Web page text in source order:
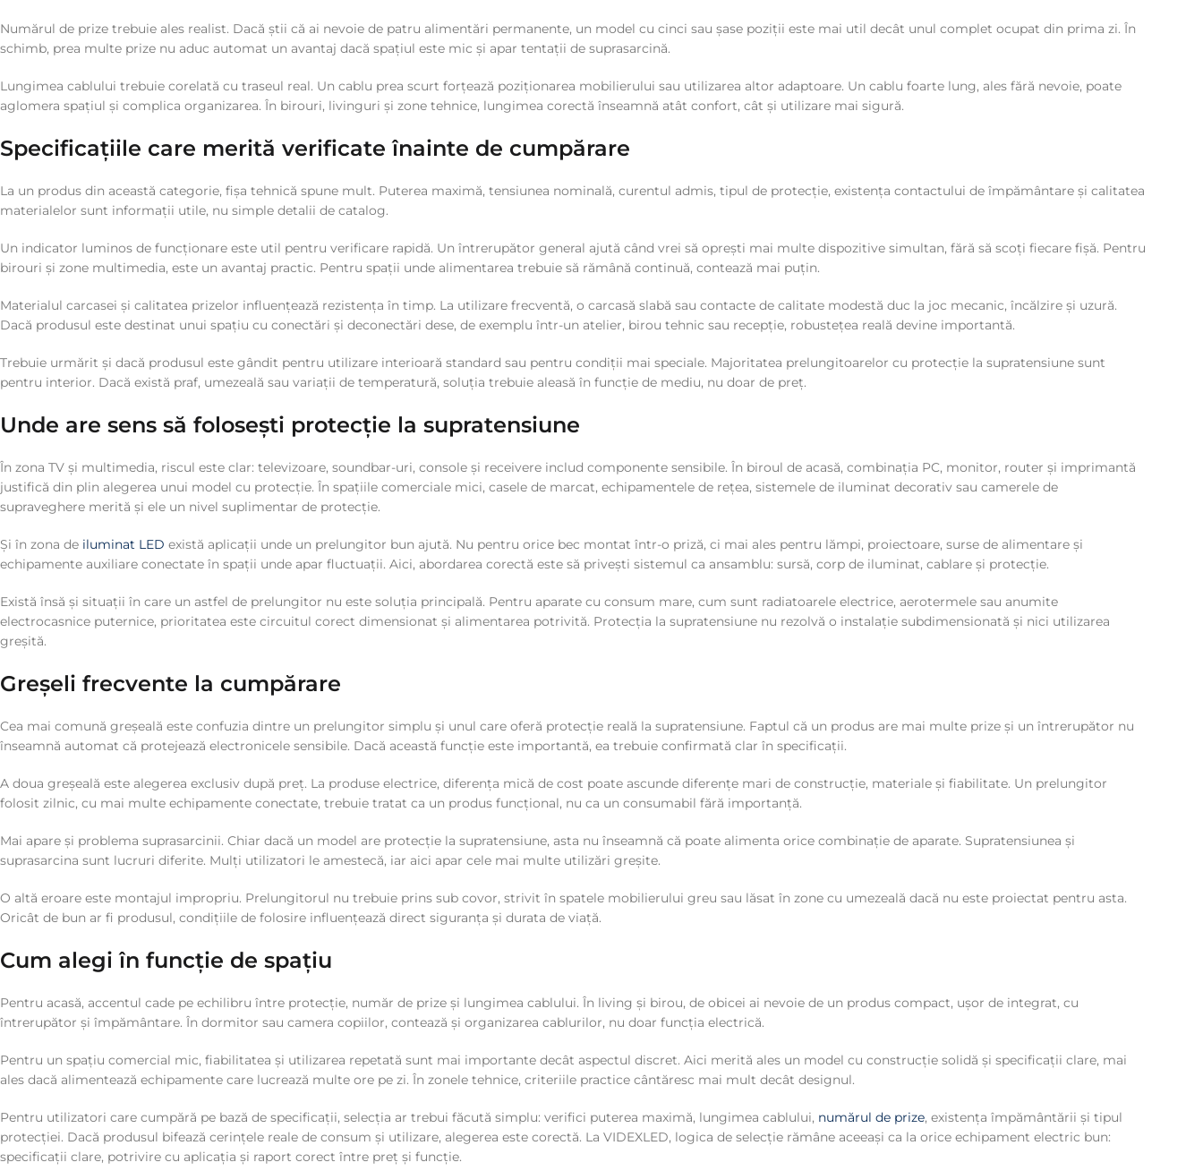
Numărul de prize trebuie ales realist. Dacă știi că ai nevoie de patru alimentări permanente, un model cu cinci sau șase poziții este mai util decât unul complet ocupat din prima zi. În
schimb, prea multe prize nu aduc automat un avantaj dacă spațiul este mic și apar tentații de suprasarcină.
Lungimea cablului trebuie corelată cu traseul real. Un cablu prea scurt forțează poziționarea mobilierului sau utilizarea altor adaptoare. Un cablu foarte lung, ales fără nevoie, poate
aglomera spațiul și complica organizarea. În birouri, livinguri și zone tehnice, lungimea corectă înseamnă atât confort, cât și utilizare mai sigură.
Specificațiile care merită verificate înainte de cumpărare
La un produs din această categorie, fișa tehnică spune mult. Puterea maximă, tensiunea nominală, curentul admis, tipul de protecție, existența contactului de împământare și calitatea
materialelor sunt informații utile, nu simple detalii de catalog.
Un indicator luminos de funcționare este util pentru verificare rapidă. Un întrerupător general ajută când vrei să oprești mai multe dispozitive simultan, fără să scoți fiecare fișă. Pentru
birouri și zone multimedia, este un avantaj practic. Pentru spații unde alimentarea trebuie să rămână continuă, contează mai puțin.
Materialul carcasei și calitatea prizelor influențează rezistența în timp. La utilizare frecventă, o carcasă slabă sau contacte de calitate modestă duc la joc mecanic, încălzire și uzură.
Dacă produsul este destinat unui spațiu cu conectări și deconectări dese, de exemplu într-un atelier, birou tehnic sau recepție, robustețea reală devine importantă.
Trebuie urmărit și dacă produsul este gândit pentru utilizare interioară standard sau pentru condiții mai speciale. Majoritatea prelungitoarelor cu protecție la supratensiune sunt
pentru interior. Dacă există praf, umezeală sau variații de temperatură, soluția trebuie aleasă în funcție de mediu, nu doar de preț.
Unde are sens să folosești protecție la supratensiune
În zona TV și multimedia, riscul este clar: televizoare, soundbar-uri, console și receivere includ componente sensibile. În biroul de acasă, combinația PC, monitor, router și imprimantă
justifică din plin alegerea unui model cu protecție. În spațiile comerciale mici, casele de marcat, echipamentele de rețea, sistemele de iluminat decorativ sau camerele de
supraveghere merită și ele un nivel suplimentar de protecție.
Și în zona de iluminat LED există aplicații unde un prelungitor bun ajută. Nu pentru orice bec montat într-o priză, ci mai ales pentru lămpi, proiectoare, surse de alimentare și
echipamente auxiliare conectate în spații unde apar fluctuații. Aici, abordarea corectă este să privești sistemul ca ansamblu: sursă, corp de iluminat, cablare și protecție.
Există însă și situații în care un astfel de prelungitor nu este soluția principală. Pentru aparate cu consum mare, cum sunt radiatoarele electrice, aerotermele sau anumite
electrocasnice puternice, prioritatea este circuitul corect dimensionat și alimentarea potrivită. Protecția la supratensiune nu rezolvă o instalație subdimensionată și nici utilizarea
greșită.
Greșeli frecvente la cumpărare
Cea mai comună greșeală este confuzia dintre un prelungitor simplu și unul care oferă protecție reală la supratensiune. Faptul că un produs are mai multe prize și un întrerupător nu
înseamnă automat că protejează electronicele sensibile. Dacă această funcție este importantă, ea trebuie confirmată clar în specificații.
A doua greșeală este alegerea exclusiv după preț. La produse electrice, diferența mică de cost poate ascunde diferențe mari de construcție, materiale și fiabilitate. Un prelungitor
folosit zilnic, cu mai multe echipamente conectate, trebuie tratat ca un produs funcțional, nu ca un consumabil fără importanță.
Mai apare și problema suprasarcinii. Chiar dacă un model are protecție la supratensiune, asta nu înseamnă că poate alimenta orice combinație de aparate. Supratensiunea și
suprasarcina sunt lucruri diferite. Mulți utilizatori le amestecă, iar aici apar cele mai multe utilizări greșite.
O altă eroare este montajul impropriu. Prelungitorul nu trebuie prins sub covor, strivit în spatele mobilierului greu sau lăsat în zone cu umezeală dacă nu este proiectat pentru asta.
Oricât de bun ar fi produsul, condițiile de folosire influențează direct siguranța și durata de viață.
Cum alegi în funcție de spațiu
Pentru acasă, accentul cade pe echilibru între protecție, număr de prize și lungimea cablului. În living și birou, de obicei ai nevoie de un produs compact, ușor de integrat, cu
întrerupător și împământare. În dormitor sau camera copiilor, contează și organizarea cablurilor, nu doar funcția electrică.
Pentru un spațiu comercial mic, fiabilitatea și utilizarea repetată sunt mai importante decât aspectul discret. Aici merită ales un model cu construcție solidă și specificații clare, mai
ales dacă alimentează echipamente care lucrează multe ore pe zi. În zonele tehnice, criteriile practice cântăresc mai mult decât designul.
Pentru utilizatori care cumpără pe bază de specificații, selecția ar trebui făcută simplu: verifici puterea maximă, lungimea cablului, numărul de prize, existența împământării și tipul
protecției. Dacă produsul bifează cerințele reale de consum și utilizare, alegerea este corectă. La VIDEXLED, logica de selecție rămâne aceeași ca la orice echipament electric bun:
specificații clare, potrivire cu aplicația și raport corect între preț și funcție.